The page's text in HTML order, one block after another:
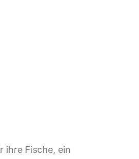
ihre Fische, ein